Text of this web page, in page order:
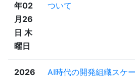
年02
月26
日 木
曜日
ついて
2026
AI時代の開発組織スケ